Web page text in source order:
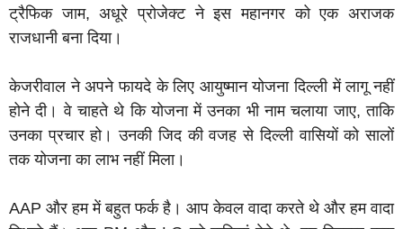
ट्रैफिक जाम, अधूरे प्रोजेक्ट ने इस महानगर को एक अराजक
राजधानी बना दिया।
केजरीवाल ने अपने फायदे के लिए आयुष्मान योजना दिल्ली में लागू नहीं
होने दी। वे चाहते थे कि योजना में उनका भी नाम चलाया जाए, ताकि
उनका प्रचार हो। उनकी जिद की वजह से दिल्ली वासियों को सालों
तक योजना का लाभ नहीं मिला।
AAP और हम में बहुत फर्क है। आप केवल वादा करते थे और हम वादा